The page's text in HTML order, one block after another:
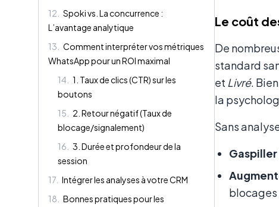
12
Spoki vs. La concurrence :
L’avantage analytique
13
Comment interpréter vos métriques
WhatsApp pour un ROI maximal
14
1. Taux de clics (CTR) sur les
boutons
15
2. Retour négatif (Taux de
blocage/signalement)
16
3. Durée et profondeur de la
session
17 Intégrer les analyses à votre CRM
18
Bonnes pratiques pour les
Le coût
De
standard
et Livré.
la
Sans
blocages